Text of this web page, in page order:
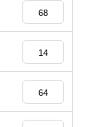
68
14
64